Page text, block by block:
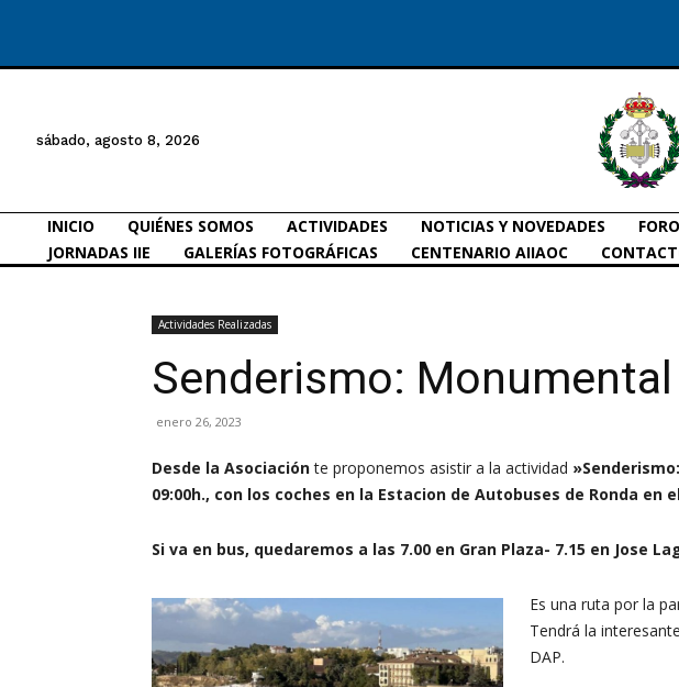
sábado, agosto 8, 2026
INICIO QUIÉNES SOMOS ACTIVIDADES NOTICIAS Y NOVEDADES
JORNADAS IIE
GALERÍAS FOTOGRÁFICAS CENTENARIO AIIAOC
Actividades Realizadas
Senderismo:
enero 26, 2023
Desde la Asociaciónte proponemos asistir a la actividad
09:00h., con los coches en la Estacion de Autobuses de Ronda en
Si va en bus, quedaremos a las 7.00 en Gran Plaza- 7.15 en Jose
Es una ruta por la
Tendrá la
DAP.